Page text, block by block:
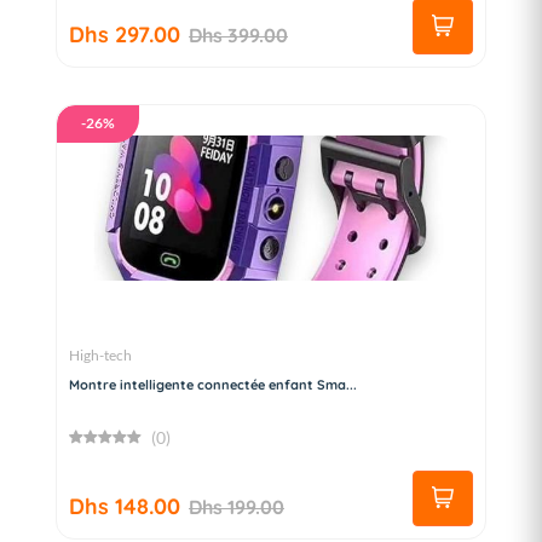
Dhs 297.00 Dhs 399.00
-26%
High-tech
Montre intelligente connectée enfant Sma...
(0)
Dhs 148.00 Dhs 199.00